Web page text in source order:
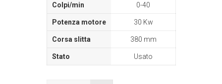
0-40
30 Kw
380 mm
Usato